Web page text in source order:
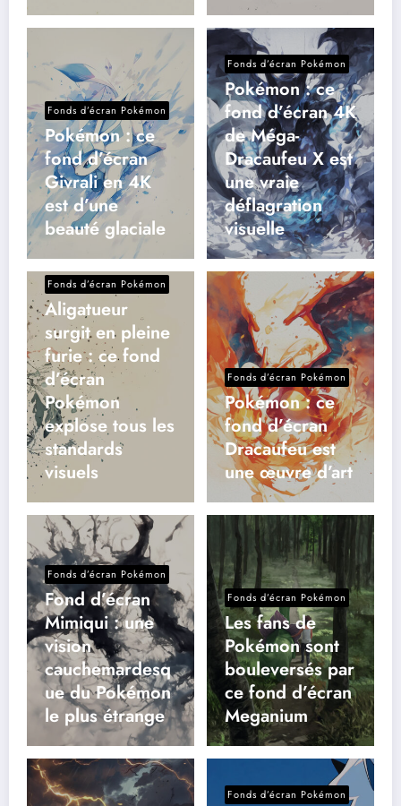
Fonds d’écran Pokémon
Pokémon : ce
fond d’écran
Givrali en 4K
est d’une
beauté glaciale
Fonds d’écran Pokémon
Pokémon : ce
fond d’écran 4K
de Méga-
Dracaufeu X est
une vraie
déflagration
visuelle
Fonds d’écran Pokémon
Aligatueur
surgit en pleine
furie : ce fond
d’écran
Pokémon
explose tous les
standards
visuels
Fonds d’écran Pokémon
Pokémon : ce
fond d’écran
Dracaufeu est
une œuvre d’art
Fonds d’écran Pokémon
Fond d’écran
Mimiqui : une
vision
cauchemardesq
ue du Pokémon
le plus étrange
Fonds d’écran Pokémon
Les fans de
Pokémon sont
bouleversés par
ce fond d’écran
Meganium
Fonds d’écran Pokémon